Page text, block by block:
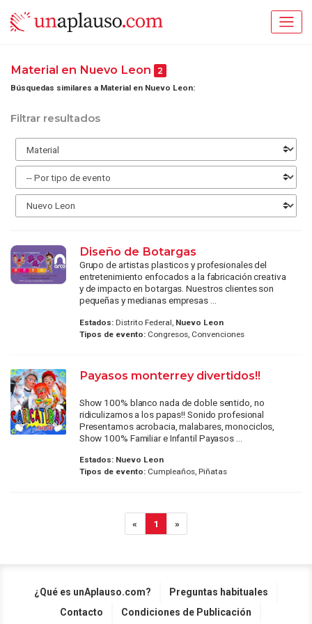
Material en Nuevo Leon 2
Búsquedas similares a Material en Nuevo Leon:
Filtrar resultados
Diseño de Botargas
Grupo de artistas plasticos y profesionales del
entretenimiento enfocados a la fabricación creativa
y de impacto en botargas. Nuestros clientes son
pequeñas y medianas empresas ...
Estados:Distrito Federal, Nuevo Leon
Tipos de evento:Congresos, Convenciones
Payasos monterrey divertidos!!
Show 100% blanco nada de doble sentido, no
ridiculizamos a los papas!! Sonido profesional
Presentamos acrobacia, malabares, monociclos,
Show 100% Familiar e Infantil Payasos ...
Estados: Nuevo Leon
Tipos de evento:Cumpleaños, Piñatas
« 1 »
¿Qué es unAplauso.com?
Preguntas habituales
Contacto
Condiciones de Publicación